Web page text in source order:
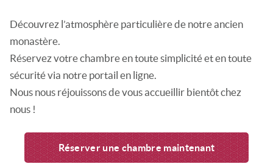
Découvrez l’atmosphère particulière de notre ancien
monastère.
Réservez votre chambre en toute simplicité et en toute
sécurité via notre portail en ligne.
Nous nous réjouissons de vous accueillir bientôt chez
nous !
Réserver une chambre maintenant